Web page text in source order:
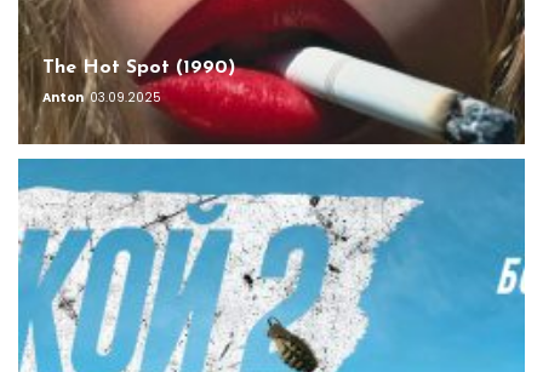
The Hot Spot (1990)
Anton 03.09.2025